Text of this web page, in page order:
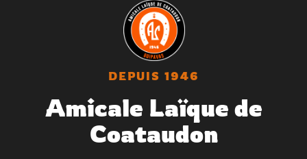
DEPUIS 1946
Amicale Laïque de
Coataudon